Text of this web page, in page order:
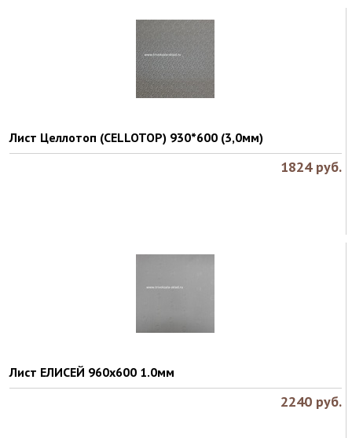
Лист Целлотоп (CELLOTOP) 930*600 (3,0мм)
1824 руб.
Лист ЕЛИСЕЙ 960х600 1.0мм
2240 руб.